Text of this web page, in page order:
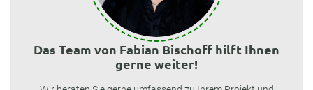
Das Team von Fabian Bischoff hilft Ihnen
gerne weiter!